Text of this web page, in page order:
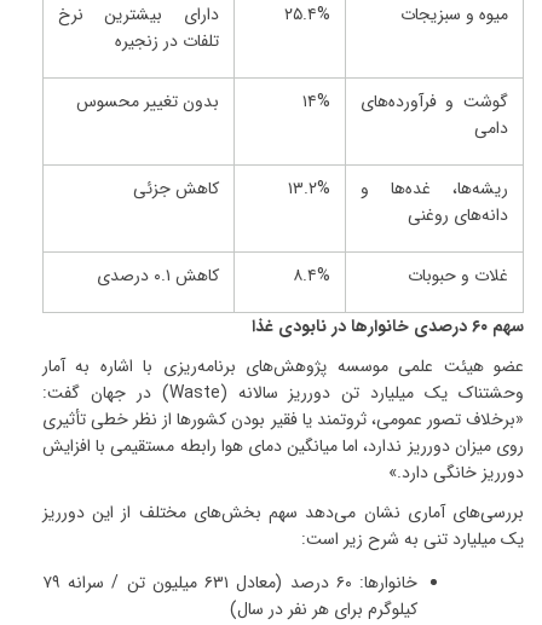
میوه و سبزیجات ۲۵.۴%
دارای بیشترین نرخ
تلفات در زنجیره
گوشت و فرآورده‌های
دامی
۱۴% بدون تغییر محسوس
ریشه‌ها، غده‌ها و
دانه‌های روغنی
۱۳.۲% کاهش جزئی
غلات و حبوبات ۸.۴% کاهش ۰.۱ درصدی
سهم ۶۰درصدی خانوارها در نابودی غذا
عضو هیئت علمی موسسه پژوهش‌های برنامه‌ریزی با اشاره به آمار
وحشتناک یک میلیارد تن دورریز سالانه (Waste)
در جهان گفت:
«برخلاف تصور عمومی، ثروتمند یا فقیر بودن کشورها از نظر خطی تأثیری
روی میزان دورریز ندارد، اما میانگین دمای هوا رابطه مستقیمی با افزایش
دورریز خانگی دارد.»
بررسی‌های آماری نشان می‌دهد سهم بخش‌های مختلف از این دورریز
یک میلیارد تنی به شرح زیر است:
خانوارها: ۶۰ درصد (معادل ۶۳۱میلیون تن / سرانه ۷۹
کیلوگرم برای هر نفر در سال)